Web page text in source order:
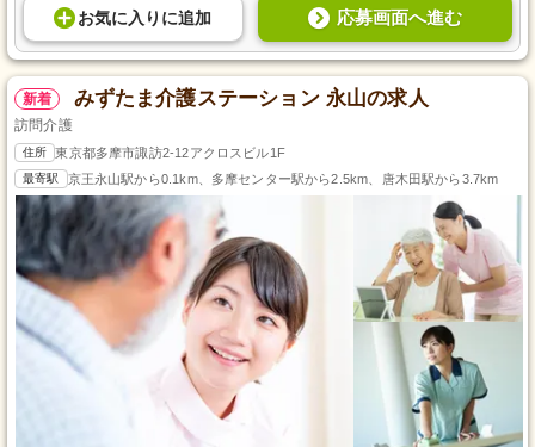
お気に入り に追加 応募画面へ進む
新着 みずたま介護ステーション 永山の求人
訪問介護
住所 東京都多摩市諏訪2-12アクロスビル1F
最寄駅 京王永山駅から0.1km、多摩センター駅から2.5km、唐木田駅から3.7km